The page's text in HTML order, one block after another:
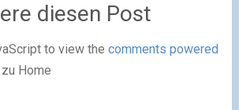
diesen Post
to view the comments powered
Home